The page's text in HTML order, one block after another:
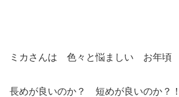
ミカさんは 色々と悩ましい お年頃
長めが良いのか？ 短めが良いのか？